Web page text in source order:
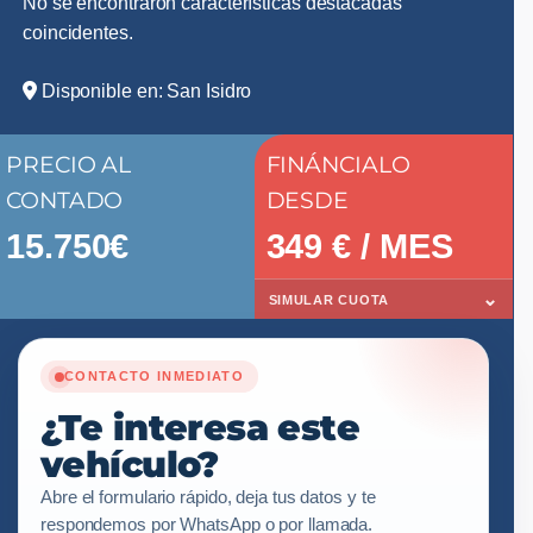
coincidentes.
Disponible en: San Isidro
PRECIO AL
CONTADO
15.750€
FINÁNCIALO
DESDE
349 € / MES
SIMULAR CUOTA ⌄
CONTACTO INMEDIATO
¿Te interesa este
vehículo?
Abre el formulario rápido, deja tus datos y te
respondemos por WhatsApp o por llamada.